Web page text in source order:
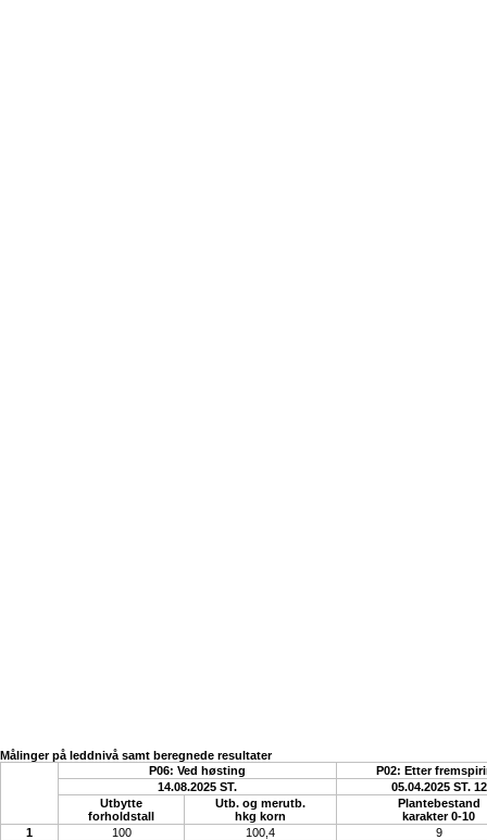
Målinger på leddnivå samt beregnede resultater
P06: Ved høsting
P02: Etter
14.08.2025 ST.
05.04.2025 ST. 12
Utbytte
forholdstall
Utb. og merutb.
hkg korn
Plantebestand
karakter 0-10
1
100 100,4
9